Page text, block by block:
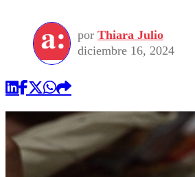
por Thiara Julio
diciembre 16, 2024